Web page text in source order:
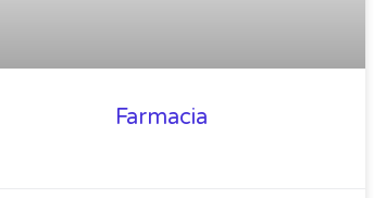
Farmacia